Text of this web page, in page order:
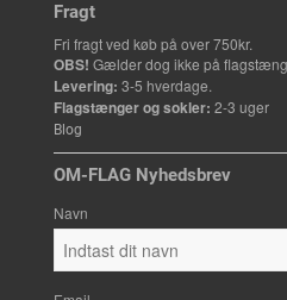
Fragt
Fri fragt ved køb på over 750kr.
OBS! Gælder dog ikke på
Levering: 3-5 hverdage.
Flagstænger og sokler: 2-3 uger
Blog
OM-FLAG Nyhedsbrev
Navn